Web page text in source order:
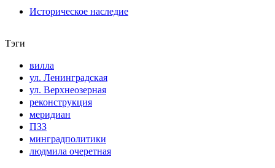
Историческое наследие
Тэги
вилла
ул. Ленинградская
ул. Верхнеозерная
реконструкция
меридиан
ПЗЗ
минградполитики
людмила очеретная